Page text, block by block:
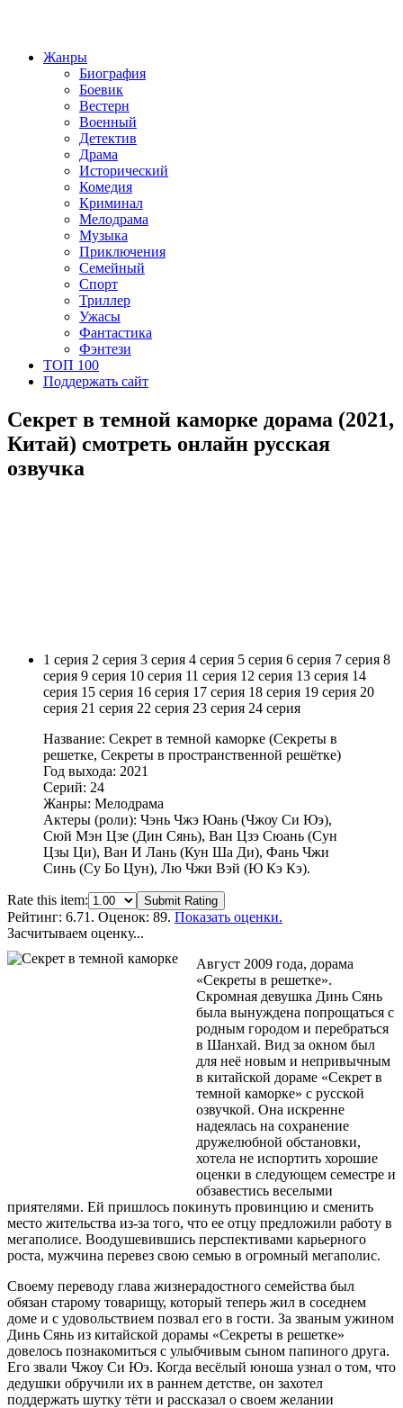
Жанры
Биография
Боевик
Вестерн
Военный
Детектив
Драма
Исторический
Комедия
Криминал
Мелодрама
Музыка
Приключения
Семейный
Спорт
Триллер
Ужасы
Фантастика
Фэнтези
ТОП 100
Поддержать сайт
Секрет в темной каморке дорама (2021,
Китай) смотреть онлайн русская
озвучка
1 серия 2 серия 3 серия 4 серия 5 серия 6 серия 7 серия 8
серия 9 серия 10 серия 11 серия 12 серия 13 серия 14
серия 15 серия 16 серия 17 серия 18 серия 19 серия 20
серия 21 серия 22 серия 23 серия 24 серия
Название: Секрет в темной каморке (Секреты в
решетке, Секреты в пространственной решётке)
Год выхода: 2021
Серий: 24
Жанры: Мелодрама
Актеры (роли): Чэнь Чжэ Юань (Чжоу Си Юэ),
Сюй Мэн Цзе (Дин Сянь), Ван Цзэ Сюань (Сун
Цзы Ци), Ван И Лань (Кун Ша Ди), Фань Чжи
Синь (Су Бо Цун), Лю Чжи Вэй (Ю Кэ Кэ).
Rate this item: Submit Rating
Рейтинг: 6.71 . Оценок: 89. Показать оценки.
Засчитываем оценку...
Август 2009 года, дорама
«Секреты в решетке».
Скромная девушка Динь Сянь
была вынуждена попрощаться с
родным городом и перебраться
в Шанхай. Вид за окном был
для неё новым и непривычным
в китайской дораме «Секрет в
темной каморке» с русской
озвучкой. Она искренне
надеялась на сохранение
дружелюбной обстановки,
хотела не испортить хорошие
оценки в следующем семестре и
обзавестись веселыми
приятелями. Ей пришлось покинуть провинцию и сменить
место жительства из-за того, что ее отцу предложили работу в
мегаполисе. Воодушевившись перспективами карьерного
роста, мужчина перевез свою семью в огромный мегаполис.
Своему переводу глава жизнерадостного семейства был
обязан старому товарищу, который теперь жил в соседнем
доме и с удовольствием позвал его в гости. За званым ужином
Динь Сянь из китайской дорамы «Секреты в решетке»
довелось познакомиться с улыбчивым сыном папиного друга.
Его звали Чжоу Си Юэ. Когда весёлый юноша узнал о том, что
дедушки обручили их в раннем детстве, он захотел
поддержать шутку тёти и рассказал о своем желании